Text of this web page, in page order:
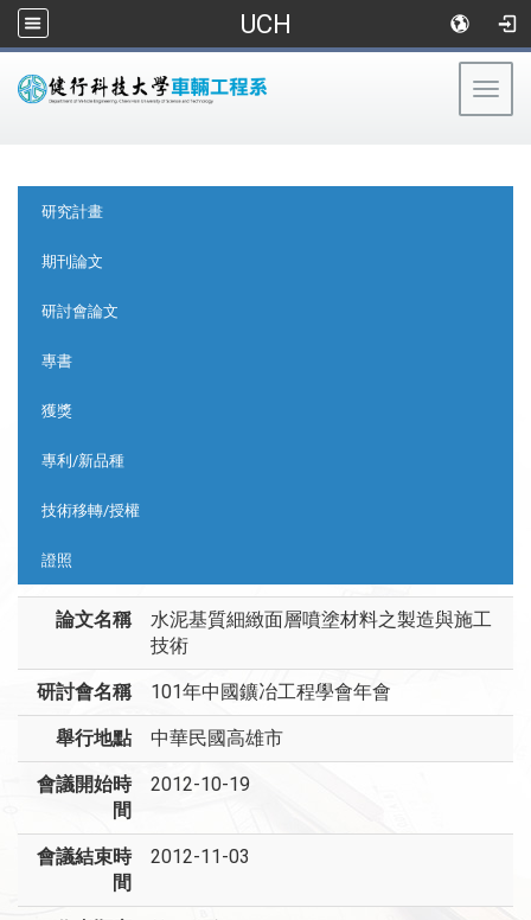
UCH
研究計畫
期刊論文
研討會論文
專書
獲獎
專利/新品種
技術移轉/授權
證照
論文名稱
水泥基質細緻面層噴塗材料之製造與施工
技術
研討會名稱 101年中國鑛冶工程學會年會
舉行地點 中華民國高雄市
會議開始時
間
2012-10-19
會議結束時
間
2012-11-03